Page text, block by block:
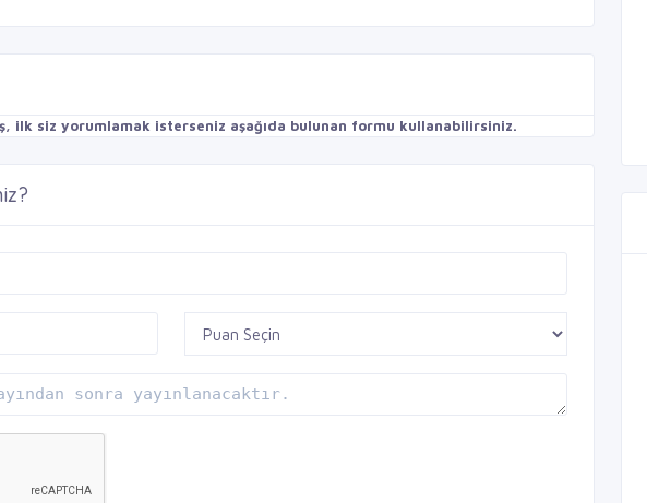
ilk siz yorumlamak isterseniz aşağıda bulunan formu kullanabilirsiniz.